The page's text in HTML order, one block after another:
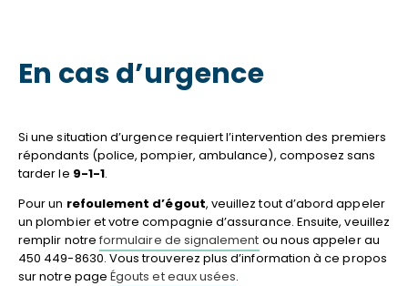
En cas d’urgence
Si une situation d’urgence requiert l’intervention des premiers
répondants (police, pompier, ambulance), composez sans
tarder le 9-1-1.
Pour un refoulement d’égout, veuillez tout d’abord appeler
un plombier et votre compagnie d’assurance. Ensuite, veuillez
remplir notre formulaire de signalement ou nous appeler au
450 449-8630. Vous trouverez plus d’information à ce propos
sur notre page Égouts et eaux usées.